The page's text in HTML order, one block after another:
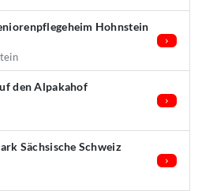
Hohnstein
den Alpakahof
Sächsische Schweiz